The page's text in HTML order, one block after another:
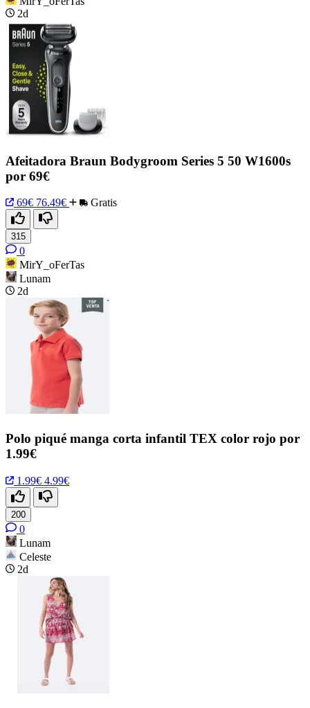
2d
Afeitadora Braun Bodygroom Series 5 50 W1600s
por 69€
69€ 76.49€ Gratis
315
0
MirY_oFerTas
Lunam
2d
Polo piqué manga corta infantil TEX color rojo por
1.99€
1.99€ 4.99€
200
0
Lunam
Celeste
2d